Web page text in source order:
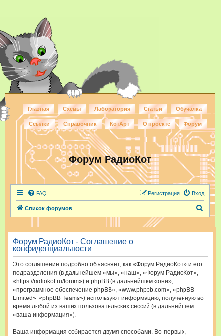
Главная Схемы Лаборатория Статьи Обучалка
Ссылки Справочник КотАрт О проекте Форум
Форум РадиоКот
FAQ Вход
Регистрация
Список форумов
и
к
Форум РадиоКот - Соглашение о
конфиденциальности
Это соглашение подробно объясняет, как «Форум РадиоКот» и его
подразделения (в дальнейшем «мы», «наш», «Форум РадиоКот»,
«https://radiokot.ru/forum») и phpBB (в дальнейшем «они»,
«программное обеспечение phpBB», «www.phpbb.com», «phpBB
Limited», «phpBB Teams») используют информацию, полученную во
время любой из ваших пользовательских сессий (в дальнейшем
«ваша информация»).
Ваша информация собирается двумя способами. Во-первых,